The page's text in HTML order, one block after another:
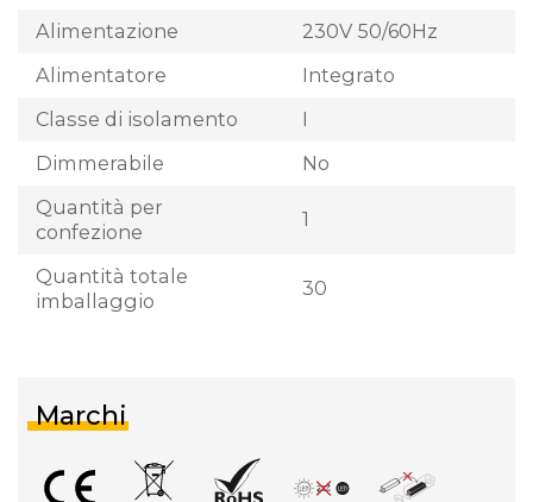
Alimentazione
230V 50/60Hz
Alimentatore
Integrato
Classe di isolamento
I
Dimmerabile
No
Quantità per
confezione
1
Quantità totale
imballaggio
30
Marchi